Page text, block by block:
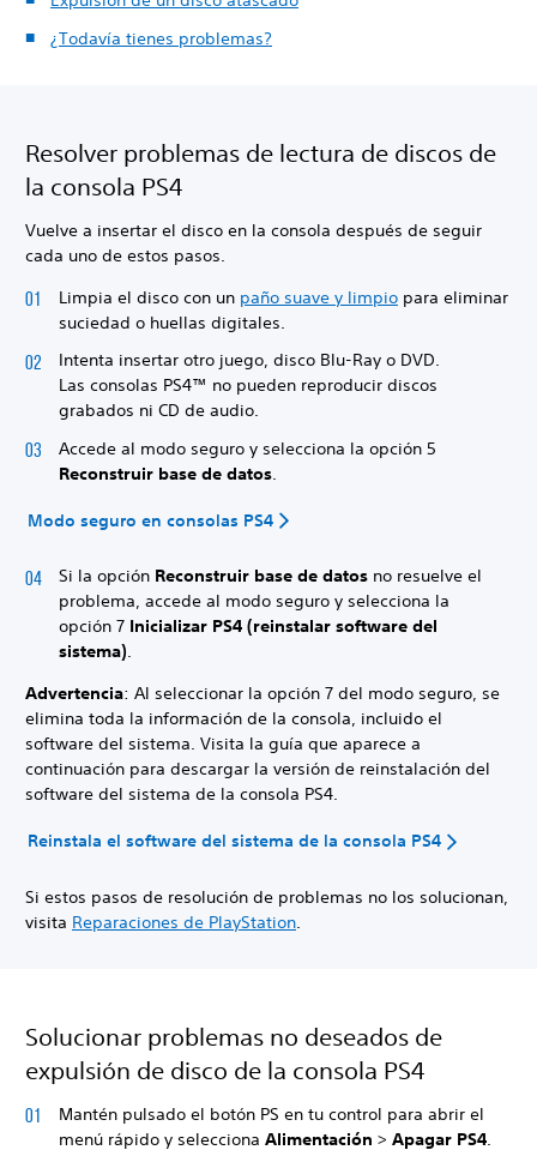
¿Todavía tienes problemas?
Resolver problemas de lectura de discos de
la consola PS4
Vuelve a insertar el disco en la consola después de seguir
cada uno de estos pasos.
Limpia el disco con un paño suave y limpio para eliminar
suciedad o huellas digitales.
Intenta insertar otro juego, disco Blu-Ray o DVD.
Las consolas PS4™ no pueden reproducir discos
grabados ni CD de audio.
Accede al modo seguro y selecciona la opción 5
Reconstruir base de datos
Modo seguro en consolas PS4
Si la opción Reconstruir base de datos no resuelve el
problema, accede al modo seguro y selecciona la
opción 7 Inicializar PS4 (reinstalar software del
sistema).
Advertencia: Al seleccionar la opción 7 del modo seguro, se
elimina toda la información de la consola, incluido el
software del sistema. Visita la guía que aparece a
continuación para descargar la versión de reinstalación del
software del sistema de la consola PS4.
Reinstala el software del sistema de la consola PS4
Si estos pasos de resolución de problemas no los solucionan,
visita Reparaciones de PlayStation
Solucionar problemas no deseados de
expulsión de disco de la consola PS4
Mantén pulsado el botón PS en tu control para abrir el
menú rápido y selecciona Alimentación > Apagar PS4